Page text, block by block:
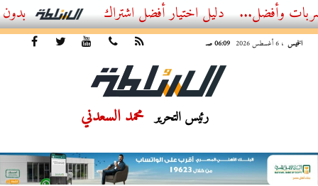
أفضل اشتراك IPTV بدون تقطيع 2026 – دليل المشاهد العصري
الخميس ، 6 أغسطس 2026 06:09 صـ
رئيس التحرير محمد السعدني